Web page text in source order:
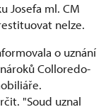
Josefa ml. CM
nelze.
o uznání
Colloredo-
"Soud uznal